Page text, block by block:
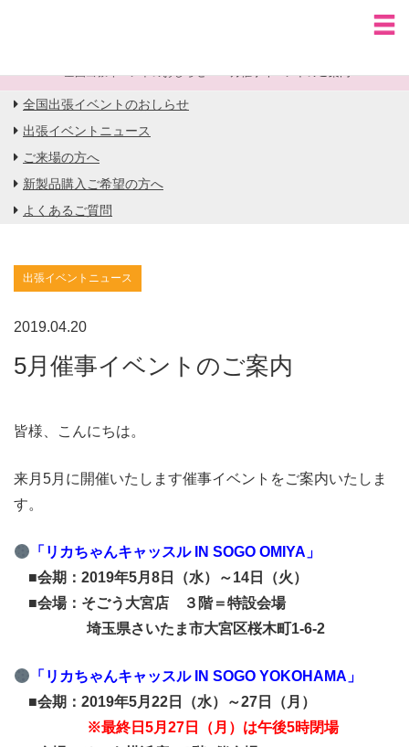
HOME 全国出張イベントのおしらせ 5月催事イベントのご案内
全国出張イベントのおしらせ
出張イベントニュース
ご来場の方へ
新製品購入ご希望の方へ
よくあるご質問
出張イベントニュース
2019.04.20
5月催事イベントのご案内
皆様、こんにちは。
来月5月に開催いたします催事イベントをご案内いたしま
す。
「リカちゃんキャッスル IN SOGO OMIYA」
■会期：2019年5月8日（水）～14日（火）
■会場：そごう大宮店 ３階＝特設会場
埼玉県さいたま市大宮区桜木町1-6-2
「リカちゃんキャッスル IN SOGO YOKOHAMA」
■会期：2019年5月22日（水）～27日（月）
※最終日5月27日（月）は午後5時閉場